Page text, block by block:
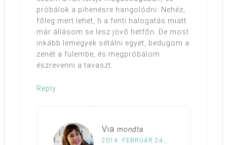
próbálok a pihenésre hangolódni. Nehéz,
főleg mert lehet, h a fenti halogatás miatt
már állásom se lesz jövő hétfőn. De most
inkább lemegyek sétálni egyet, bedugom a
zenét a fülembe, és megpróbálom
észrevenni a tavaszt.
Reply
Via mondta
2014. FEBRUÁR 24.,